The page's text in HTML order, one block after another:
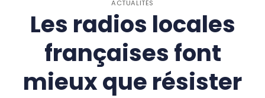
ACTUALITÉS
Les radios locales
françaises font
mieux que résister